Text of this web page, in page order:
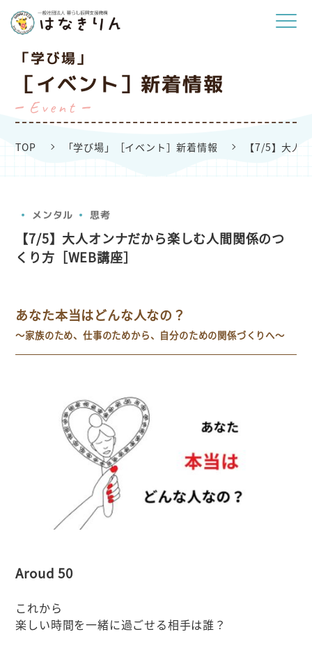
「学び場」
［イベント］新着情報
Event
TOP 「学び場」［イベント］新着情報 【7/5】大人
メンタル 思考
【7/5】大人オンナだから楽しむ人間関係のつ
くり方［WEB講座］
あなた本当はどんな人なの？
～家族のため、仕事のためから、自分のための関係づくりへ～
Aroud 50
これから
楽しい時間を一緒に過ごせる相手は誰？